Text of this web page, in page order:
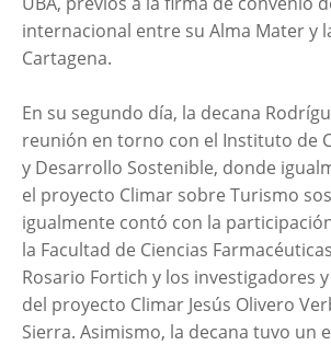
internacional entre su Alma Mater y
Cartagena.
En su segundo día, la decana
reunión en torno con el Instituto de
y Desarrollo Sostenible, donde
el proyecto Climar sobre Turismo
igualmente contó con la
la Facultad de Ciencias
Rosario Fortich y los investigadores
del proyecto Climar Jesús Olivero
Sierra. Asimismo, la decana tuvo un